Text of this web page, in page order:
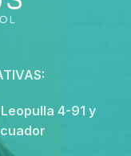
4-91 y